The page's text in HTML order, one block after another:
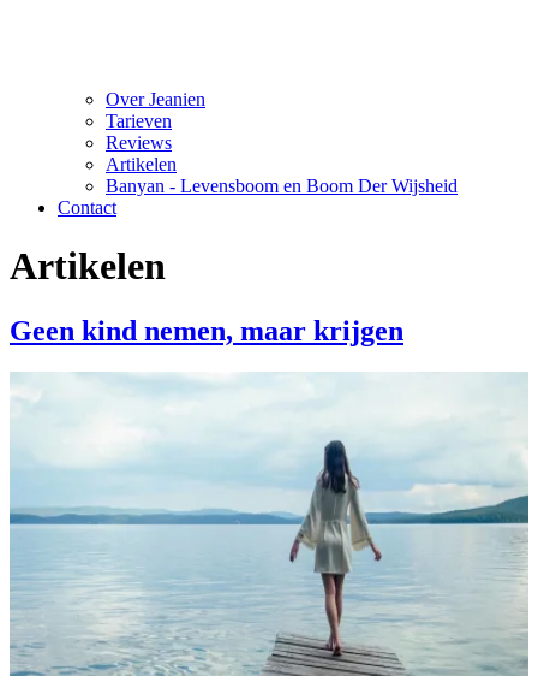
Over Jeanien
Tarieven
Reviews
Artikelen
Banyan - Levensboom en Boom Der Wijsheid
Contact
Artikelen
Geen kind nemen, maar krijgen